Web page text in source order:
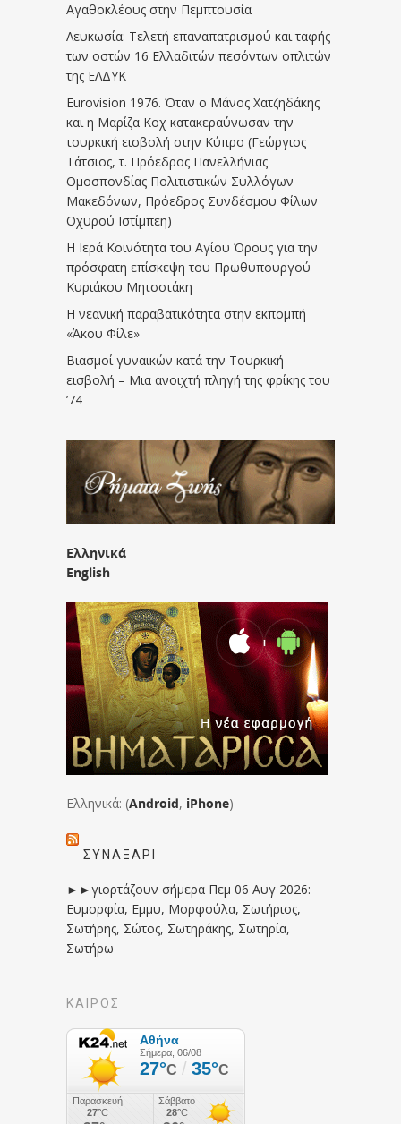
Αγαθοκλέους στην Πεμπτουσία
Λευκωσία: Τελετή επαναπατρισμού και ταφής
των οστών 16 Ελλαδιτών πεσόντων οπλιτών
της ΕΛΔΥΚ
Eurovision 1976. Όταν ο Μάνος Χατζηδάκης
και η Μαρίζα Κοχ κατακεραύνωσαν την
τουρκική εισβολή στην Κύπρο (Γεώργιος
Τάτσιος, τ. Πρόεδρος Πανελλήνιας
Ομοσπονδίας Πολιτιστικών Συλλόγων
Μακεδόνων, Πρόεδρος Συνδέσμου Φίλων
Οχυρού Ιστίμπεη)
Η Ιερά Κοινότητα του Αγίου Όρους για την
πρόσφατη επίσκεψη του Πρωθυπουργού
Κυριάκου Μητσοτάκη
Η νεανική παραβατικότητα στην εκπομπή
«Άκου Φίλε»
Βιασμοί γυναικών κατά την Τουρκική
εισβολή – Μια ανοιχτή πληγή της φρίκης του
’74
Ελληνικά
English
Ελληνικά: (Android, iPhone)
ΣΥΝΑΞΆΡΙ
►►γιορτάζουν σήμερα Πεμ 06 Αυγ 2026:
Ευμορφία, Εμμυ, Μορφούλα, Σωτήριος,
Σωτήρης, Σώτος, Σωτηράκης, Σωτηρία,
Σωτήρω
ΚΑΙΡΟΣ